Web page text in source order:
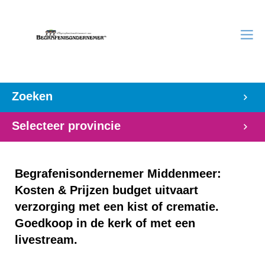
Zoeken
Selecteer provincie
Begrafenisondernemer Middenmeer:
Kosten & Prijzen budget uitvaart
verzorging met een kist of crematie.
Goedkoop in de kerk of met een
livestream.